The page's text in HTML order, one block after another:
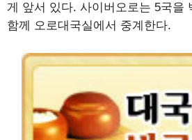
게 앞서 있다. 사이버오로는 5국을
함께 오로대국실에서 중계한다.